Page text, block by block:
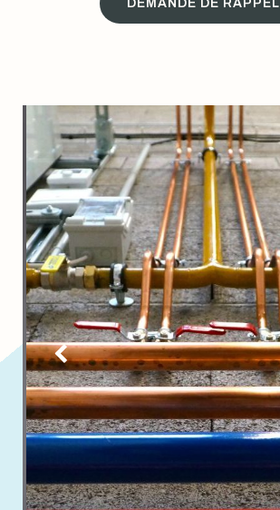
DEMANDE DE RAPPEL